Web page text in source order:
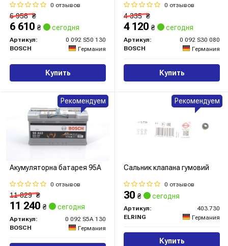
0 отзывов
6 958₴
6 610 ₴ сегодня
Артикул:
0 092 S50 130
BOSCH
Германия
Купить
0 отзывов
4 335₴
4 120 ₴ сегодня
Артикул:
0 092 S30 080
BOSCH
Германия
Купить
Акумуляторна батарея 95А
0 отзывов
11 829₴
11 240 ₴ сегодня
Артикул:
0 092 S5A 130
BOSCH
Германия
Рекомендуем
Сальник клапана гумовий
0 отзывов
30 ₴ сегодня
Артикул:
403.730
ELRING
Германия
Купить
Рекомендуем